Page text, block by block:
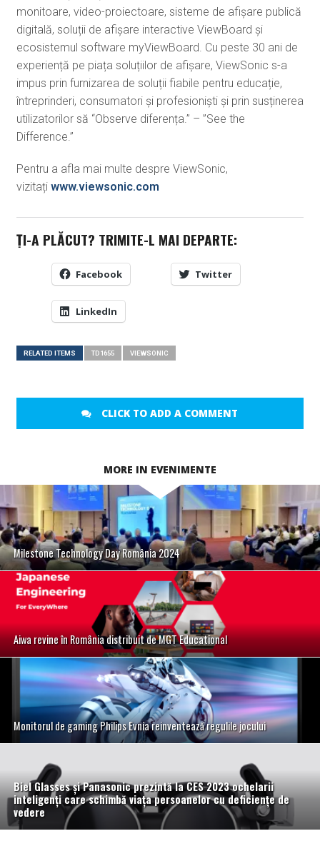
monitoare, video-proiectoare, sisteme de afișare publică
digitală, soluții de afișare interactive ViewBoard și
ecosistemul software myViewBoard. Cu peste 30 ani de
experiență pe piața soluțiilor de afișare, ViewSonic s-a
impus prin furnizarea de soluții fiabile pentru educație,
întreprinderi, consumatori și profesioniști și prin susținerea
utilizatorilor să “Observe diferența.” – ”See the
Difference.”
Pentru a afla mai multe despre ViewSonic,
vizitați www.viewsonic.com
ȚI-A PLĂCUT? TRIMITE-L MAI DEPARTE:
Facebook Twitter
LinkedIn
RELATED ITEMS TD1655 VIEWSONIC
CLICK TO ADD A COMMENT
MORE IN EVENIMENTE
Milestone Technology Day România 2024
Aiwa revine în România distribuit de MGT Educational
Monitorul de gaming Philips Evnia reinventează regulile jocului
Biel Glasses și Panasonic prezintă la CES 2023 ochelarii
inteligenți care schimbă viața persoanelorcu deficiențe de
vedere